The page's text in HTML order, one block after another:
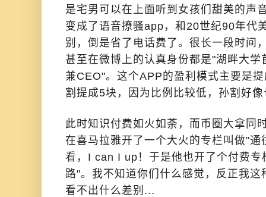
是宅男可以在上面听到女孩们甜美的声
变成了语音撩骚app，和20世纪90年代
别，倒是省了电话费了。很长一段时间
甚至在微博上的认真身份都是"湖畔大
兼CEO"。这个APP的盈利模式主要是
割提成5块，因为比例比较低，孙割好
此时知识付费如火如荼，而币圈大拿同
在喜马拉雅开了一个大火的专栏叫做"
看，I can I up！于是他也开了个付费专
路"。我不知道你们什么感觉，反正我
看不出什么差别...